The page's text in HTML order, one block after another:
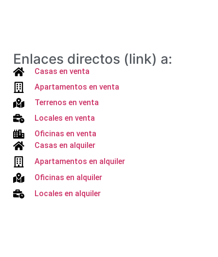
Enlaces directos (link) a:
Casas en venta
Apartamentos en venta
Terrenos en venta
Locales en venta
Oficinas en venta
Casas en alquiler
Apartamentos en alquiler
Oficinas en alquiler
Locales en alquiler